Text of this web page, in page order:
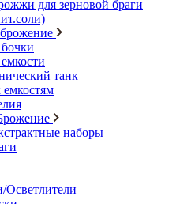
для зерновой браги
танк
емкостям
наборы
Осветлители